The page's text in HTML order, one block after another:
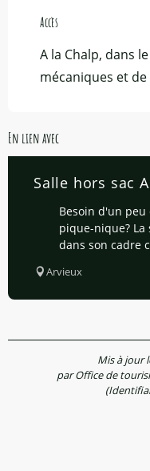
Accès
Accès
A la Chalp, dans
mécaniques et de
En lien avec
Salle hors sac
Besoin d'un
pique-nique?
dans son cadre
Arvieux
Mis à jour
par Office de